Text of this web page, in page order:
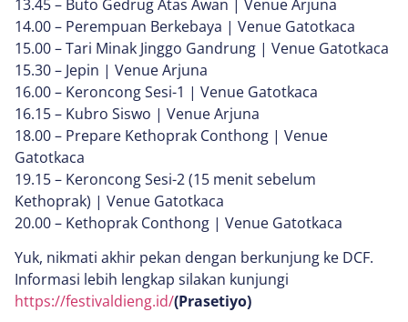
13.45 – Buto Gedrug Atas Awan | Venue Arjuna
14.00 – Perempuan Berkebaya | Venue Gatotkaca
15.00 – Tari Minak Jinggo Gandrung | Venue Gatotkaca
15.30 – Jepin | Venue Arjuna
16.00 – Keroncong Sesi-1 | Venue Gatotkaca
16.15 – Kubro Siswo | Venue Arjuna
18.00 – Prepare Kethoprak Conthong | Venue
Gatotkaca
19.15 – Keroncong Sesi-2 (15 menit sebelum
Kethoprak) | Venue Gatotkaca
20.00 – Kethoprak Conthong | Venue Gatotkaca
Yuk, nikmati akhir pekan dengan berkunjung ke DCF.
Informasi lebih lengkap silakan kunjungi
https://festivaldieng.id/(Prasetiyo)